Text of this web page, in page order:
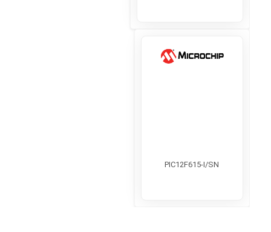
PIC12F615-I/SN